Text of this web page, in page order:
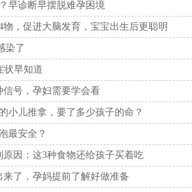
早诊断早摆脱难孕困境
，促进大脑发育，宝宝出生后更聪明
染了
状早知道
号，孕妇需要学会看
小儿推拿，要了多少孩子的命？
最安全？
因：这3种食物还给孩子买着吃
了，孕妈提前了解好做准备